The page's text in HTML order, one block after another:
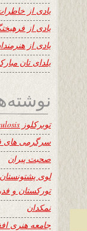
یادی از
یادی از
یادی از
یلدای تان
توبرکلوز Tuberculosis
سرگرمی های
صحبت پیران
لوی
تورکستان و
نمکدان
جامعه هنری